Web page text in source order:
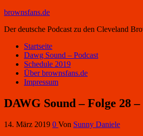
brownsfans.de
Der deutsche Podcast zu den Cleveland
Startseite
Dawg Sound – Podcast
Schedule 2019
Über brownsfans.de
Impressum
DAWG Sound – Folge 28
14. März 2019 0 Von Sunny Daniele